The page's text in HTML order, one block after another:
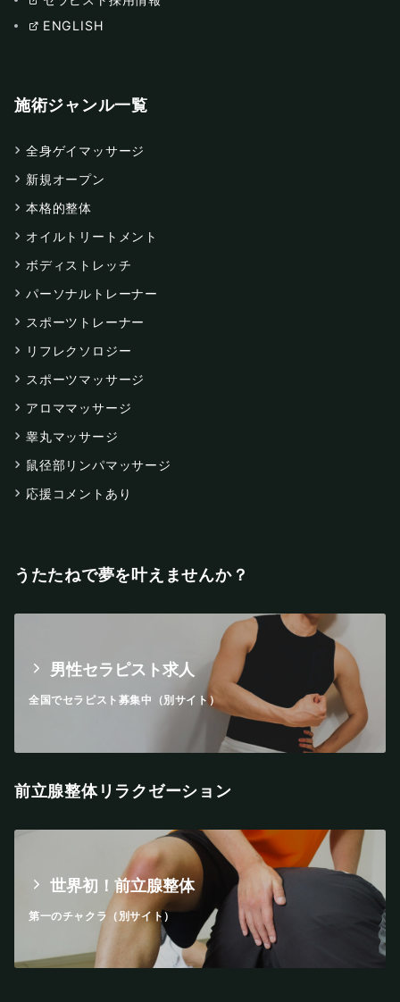
ENGLISH
施術ジャンル一覧
全身ゲイマッサージ
新規オープン
本格的整体
オイルトリートメント
ボディストレッチ
パーソナルトレーナー
スポーツトレーナー
リフレクソロジー
スポーツマッサージ
アロママッサージ
睾丸マッサージ
鼠径部リンパマッサージ
応援コメントあり
うたたねで夢を叶えませんか？
男性セラピスト求人
全国でセラピスト募集中（別サイト）
前立腺整体リラクゼーション
世界初！前立腺整体
第一のチャクラ（別サイト）